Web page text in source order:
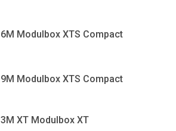
6M Modulbox XTS Compact
9M Modulbox XTS Compact
3M XT Modulbox XT